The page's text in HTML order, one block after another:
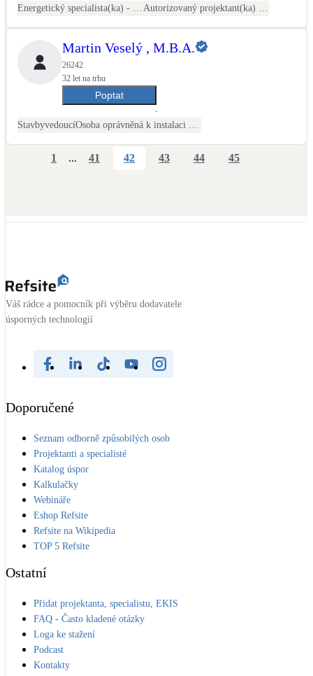
Martin Veselý , M.B.A.
26242
32 let na trhu
Poptat
Stavbyvedoucí
1 ... 41 42 43 44 45
Váš rádce a pomocník při výběru dodavatele
úsporných technologií
Doporučené
Seznam odborně způsobilých osob
Projektanti a specialisté
Katalog úspor
Kalkulačky
Webináře
Eshop Refsite
Refsite na Wikipedia
TOP 5 Refsite
Ostatní
Přidat projektanta, specialistu, EKIS
FAQ - Často kladené otázky
Loga ke stažení
Podcast
Kontakty